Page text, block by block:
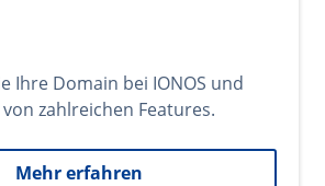
Ihre Domain bei IONOS und
zahlreichen Features.
Mehr erfahren